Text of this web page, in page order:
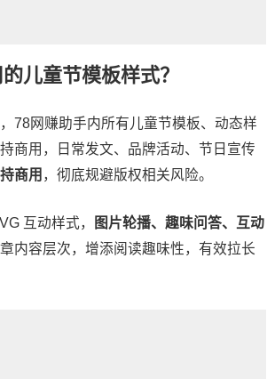
儿童节模板样式？
78网赚助手内所有儿童节模板、动态样
商用，日常发文、品牌活动、节日宣传
商用 ，彻底规避版权相关风险。
互动样式，
图片轮播、趣味问答、互动
内容层次，增添阅读趣味性，有效拉长